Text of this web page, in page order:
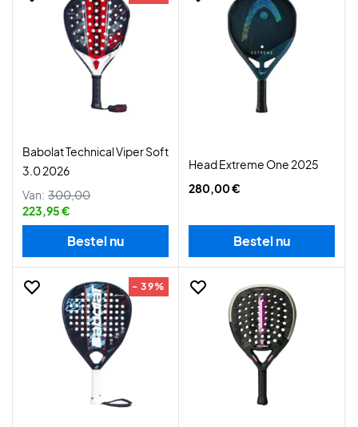
Babolat Technical Viper Soft
3.0 2026
Van: 300,00
223,95 €
Bestel nu
Head Extreme One 2025
280,00 €
Bestel nu
- 39%